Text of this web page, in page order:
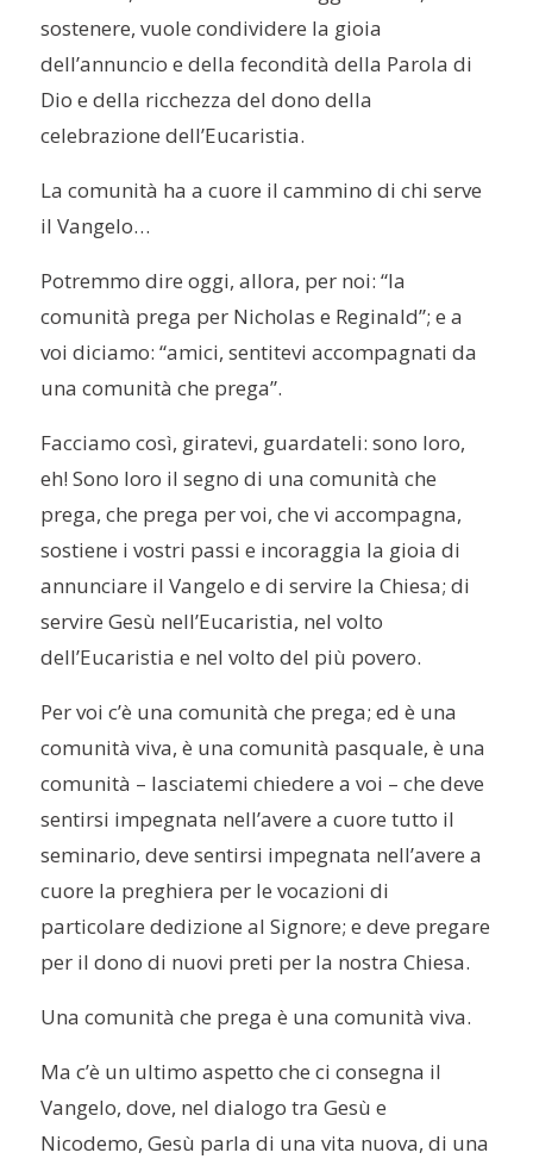
sostenere, vuole condividere la gioia
dell’annuncio e della fecondità della Parola di
Dio e della ricchezza del dono della
celebrazione dell’Eucaristia.
La comunità ha a cuore il cammino di chi serve
il Vangelo…
Potremmo dire oggi, allora, per noi: “la
comunità prega per Nicholas e Reginald”; e a
voi diciamo: “amici, sentitevi accompagnati da
una comunità che prega”.
Facciamo così, giratevi, guardateli: sono loro,
eh! Sono loro il segno di una comunità che
prega, che prega per voi, che vi accompagna,
sostiene i vostri passi e incoraggia la gioia di
annunciare il Vangelo e di servire la Chiesa; di
servire Gesù nell’Eucaristia, nel volto
dell’Eucaristia e nel volto del più povero.
Per voi c’è una comunità che prega; ed è una
comunità viva, è una comunità pasquale, è una
comunità – lasciatemi chiedere a voi – che deve
sentirsi impegnata nell’avere a cuore tutto il
seminario, deve sentirsi impegnata nell’avere a
cuore la preghiera per le vocazioni di
particolare dedizione al Signore; e deve pregare
per il dono di nuovi preti per la nostra Chiesa.
Una comunità che prega è una comunità viva.
Ma c’è un ultimo aspetto che ci consegna il
Vangelo, dove, nel dialogo tra Gesù e
Nicodemo, Gesù parla di una vita nuova, di una